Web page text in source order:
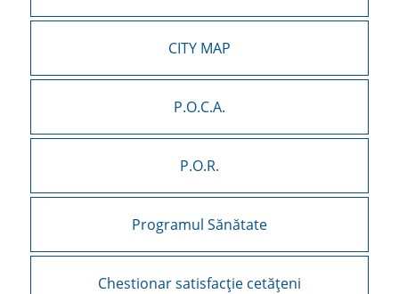
CITY MAP
P.O.C.A.
P.O.R.
Programul Sănătate
Chestionar satisfacție cetățeni